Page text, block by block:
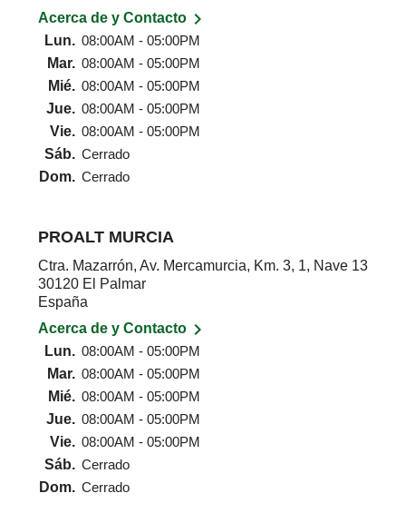
Acerca de y Contacto 
Lun. 08:00AM - 05:00PM
Mar. 08:00AM - 05:00PM
Mié. 08:00AM - 05:00PM
Jue. 08:00AM - 05:00PM
Vie. 08:00AM - 05:00PM
Sáb. Cerrado
Dom. Cerrado
PROALT MURCIA
Ctra. Mazarrón, Av. Mercamurcia, Km. 3, 1, Nave 13
30120 El Palmar
España
Acerca de y Contacto 
Lun. 08:00AM - 05:00PM
Mar. 08:00AM - 05:00PM
Mié. 08:00AM - 05:00PM
Jue. 08:00AM - 05:00PM
Vie. 08:00AM - 05:00PM
Sáb. Cerrado
Dom. Cerrado